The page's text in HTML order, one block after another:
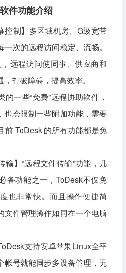
件功能介绍
控制】多区域机房、G级宽带
次的远程访问稳定、流畅。
远程访问使同事、供应商和
打破障碍，提高效率。
的一些“免费”远程协助软件，
也会限制一些附加功能，需要
前 ToDesk 的所有功能都是免
输】“远程文件传输”功能，几
备功能之一，ToDesk不仅免
也非常快。而且操作便捷简
文件管理操作如同在一个电脑
支持安卓苹果Linux全平
帐号就能同步多设备管理，无